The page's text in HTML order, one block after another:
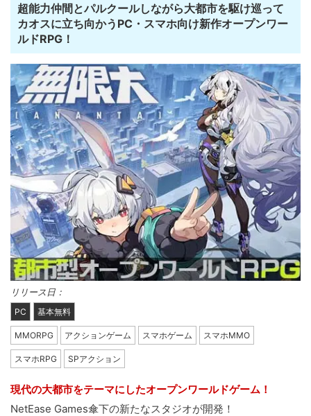
超能力仲間とパルクールしながら大都市を駆け巡って
カオスに立ち向かうPC・スマホ向け新作オープンワー
ルドRPG！
リリース日：
PC 基本無料
MMORPG アクションゲーム スマホゲーム スマホMMO
スマホRPG SPアクション
現代の大都市をテーマにしたオープンワールドゲーム！
NetEase Games傘下の新たなスタジオが開発！